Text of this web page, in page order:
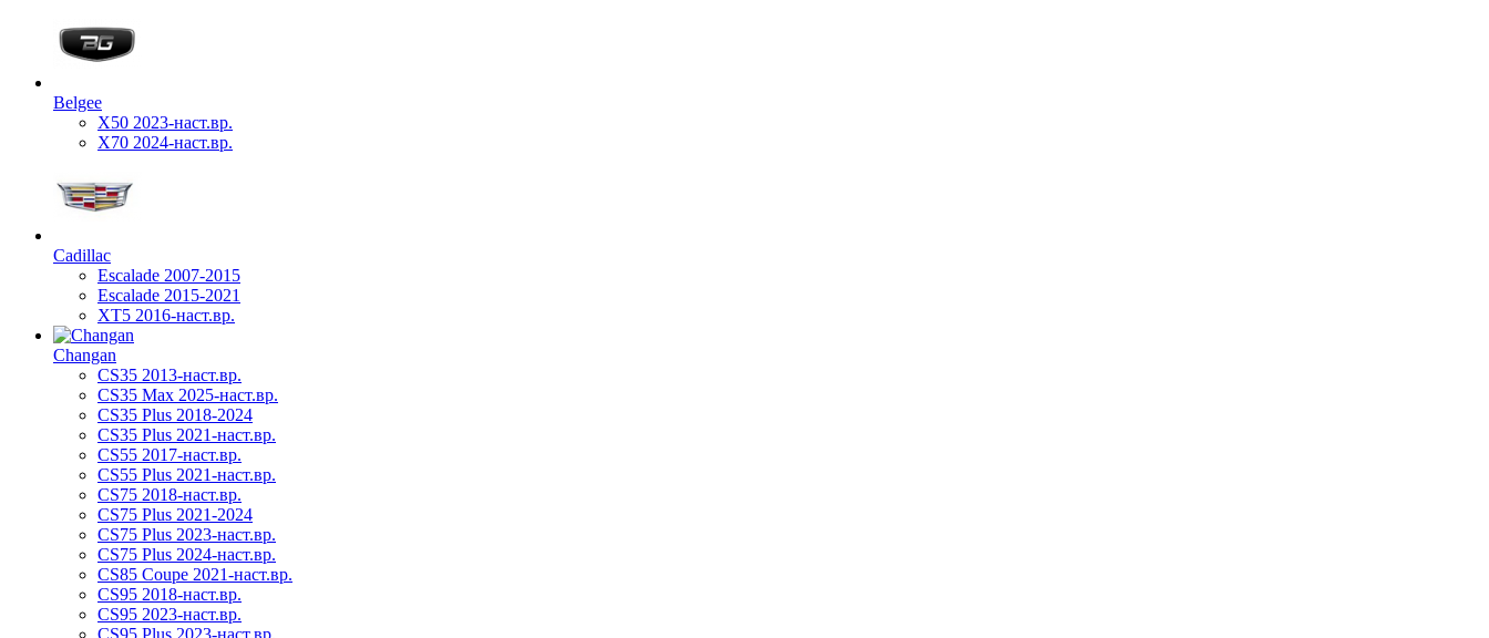
Belgee
X50 2023-наст.вр.
X70 2024-наст.вр.
Cadillac
Escalade 2007-2015
Escalade 2015-2021
XT5 2016-наст.вр.
Changan
CS35 2013-наст.вр.
CS35 Max 2025-наст.вр.
CS35 Plus 2018-2024
CS35 Plus 2021-наст.вр.
CS55 2017-наст.вр.
CS55 Plus 2021-наст.вр.
CS75 2018-наст.вр.
CS75 Plus 2021-2024
CS75 Plus 2023-наст.вр.
CS75 Plus 2024-наст.вр.
CS85 Coupe 2021-наст.вр.
CS95 2018-наст.вр.
CS95 2023-наст.вр.
CS95 Plus 2023-наст.вр.